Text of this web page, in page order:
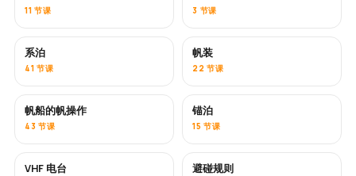
11 节课 3 节课
系泊
41 节课
帆装
22 节课
帆船的帆操作
43 节课
锚泊
15 节课
VHF 电台 避碰规则